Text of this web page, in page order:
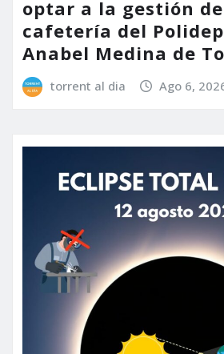
optar a la gestión
cafetería del
Anabel Medina de
torrent al dia Ago 6,